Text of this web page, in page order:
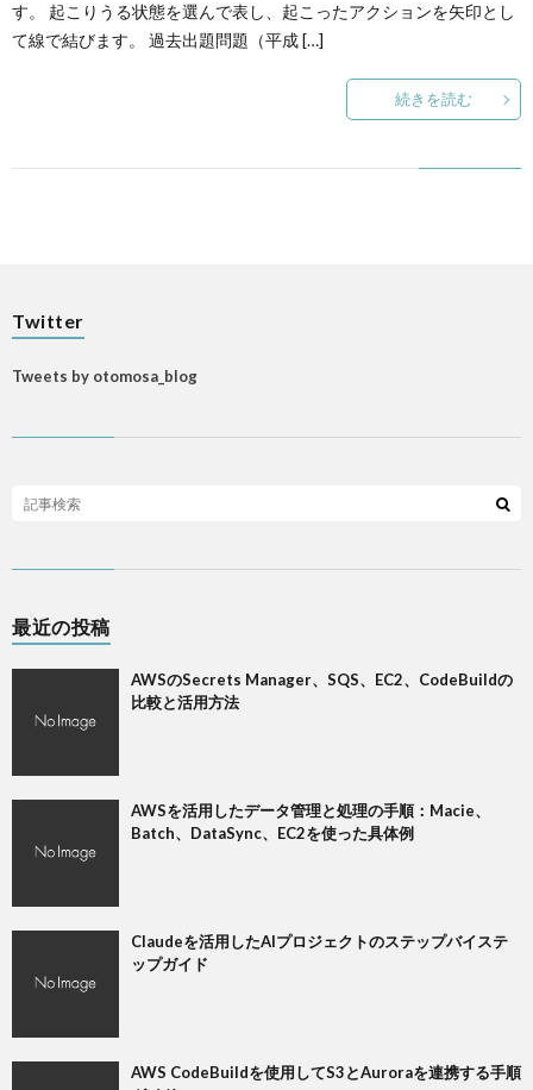
す。 起こりうる状態を選んで表し、起こったアクションを矢印とし
て線で結びます。 過去出題問題（平成 […]
続きを読む
Twitter
Tweets by otomosa_blog
最近の投稿
AWSのSecrets Manager、SQS、EC2、CodeBuildの
比較と活用方法
AWSを活用したデータ管理と処理の手順：Macie、
Batch、DataSync、EC2を使った具体例
Claudeを活用したAIプロジェクトのステップバイステ
ップガイド
AWS CodeBuildを使用してS3とAuroraを連携する手順